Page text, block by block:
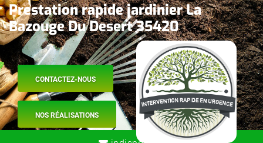
Prestation rapide jardinier La
Bazouge Du Desert 35420
CONTACTEZ-NOUS
NOS RÉALISATIONS